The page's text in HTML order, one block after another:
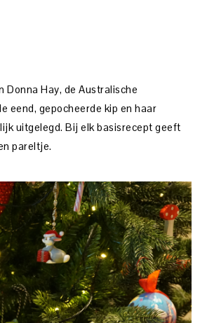
Hay, de Australische
eend, gepocheerde kip en haar
uitgelegd. Bij elk basisrecept geeft
pareltje.